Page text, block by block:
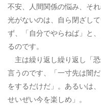
不安、人間関係の悩み、そ
光がないのは、自ら閉ざし
ず、「自分でやらねば」と
るのです。
主は繰り返し繰り返し「
言うのです、「一寸先は闇
をするだけだ」。あるいは
せいぜい今を楽しめ」。